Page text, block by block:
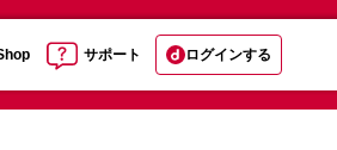
サポート ログインする